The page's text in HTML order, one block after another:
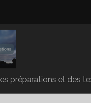
préparations et des